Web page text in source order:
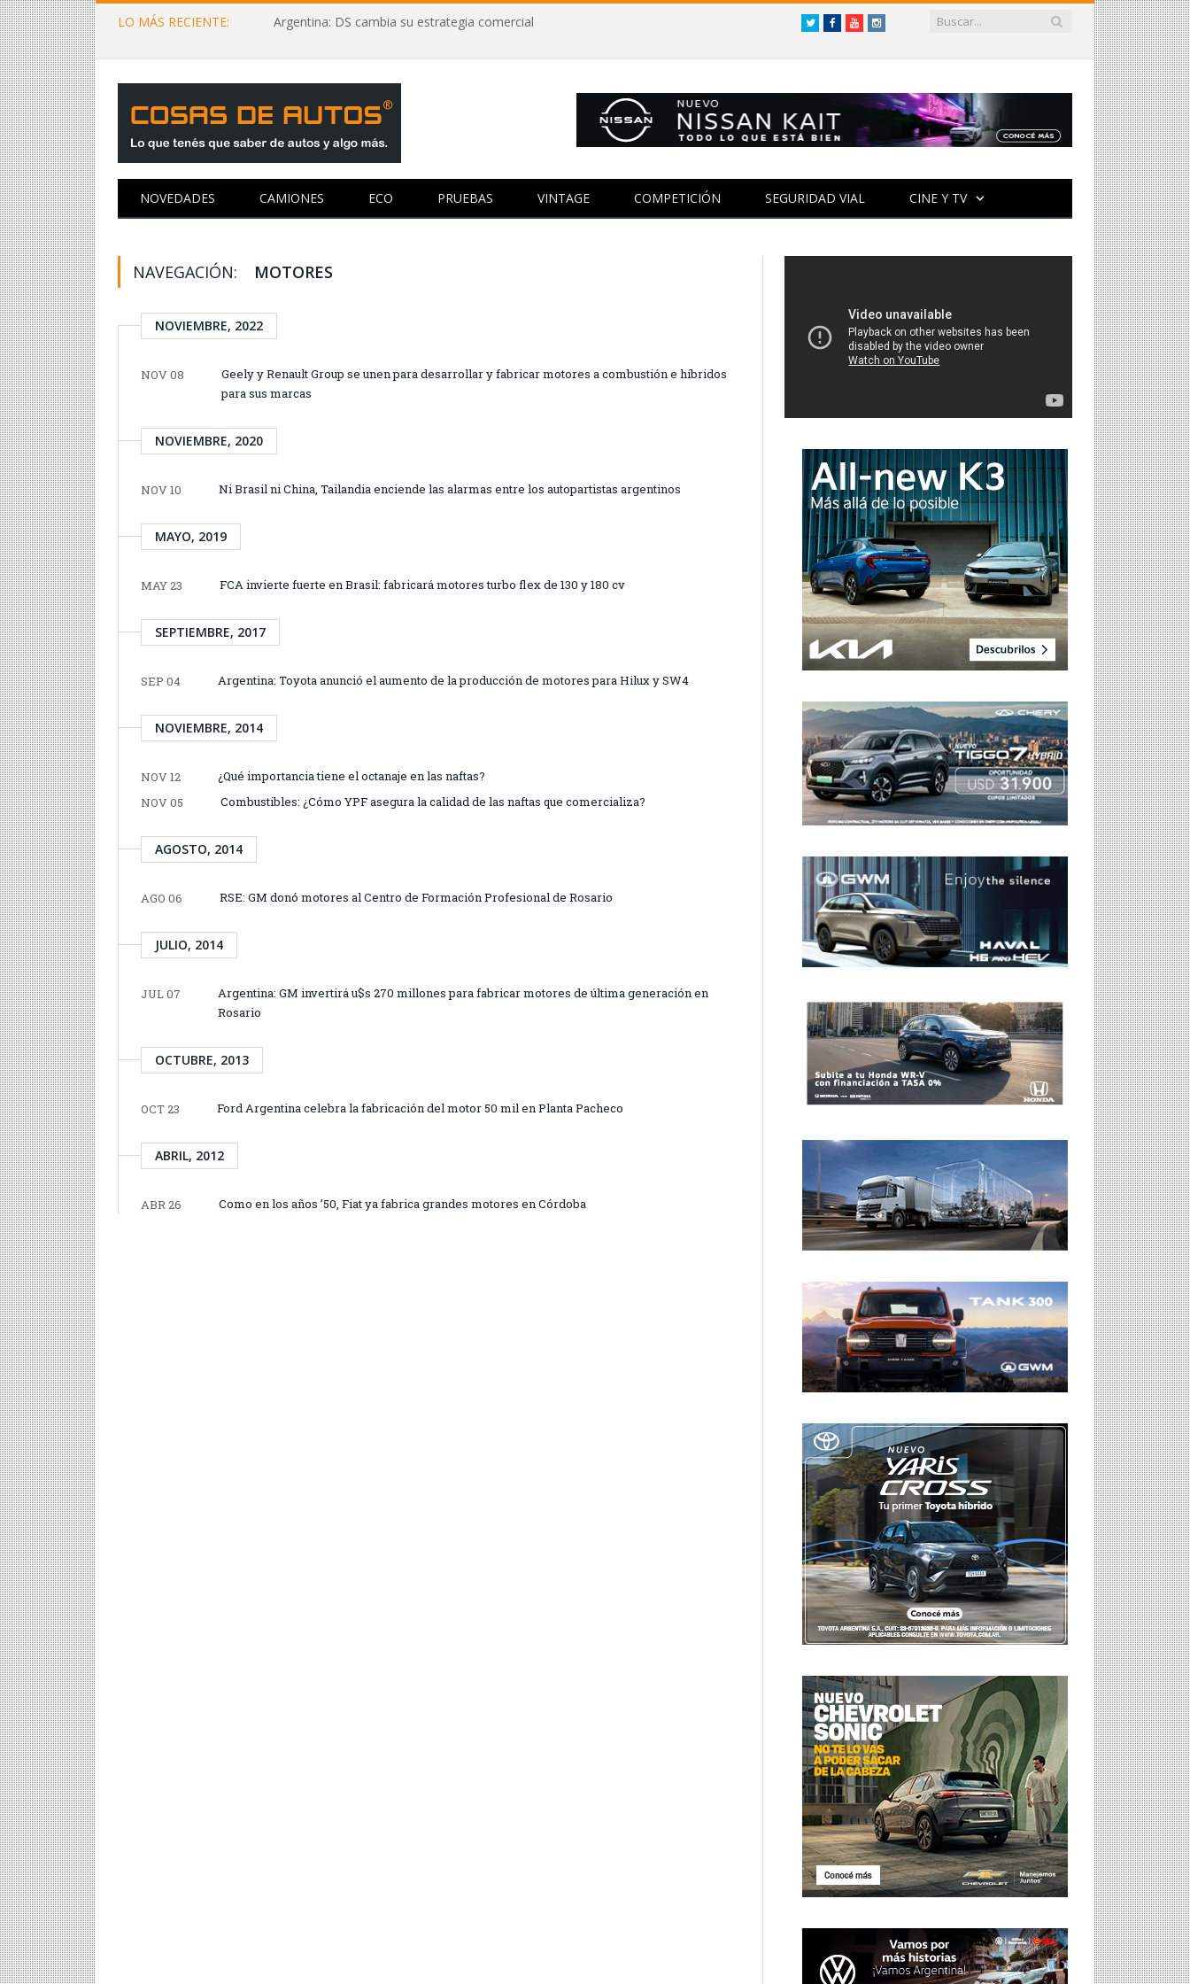
LO MÁS RECIENTE: Argentina: DS cambia su estrategia comercial TwitterFacebookYouTubeInstagram
NOVEDADES CAMIONES ECO PRUEBAS VINTAGE COMPETICIÓN SEGURIDAD VIAL CINE Y TV
NAVEGACIÓN: MOTORES
NOVIEMBRE, 2022
NOV 08
Geely y Renault Group se unen para desarrollar y fabricar motores a combustión e híbridos
para sus marcas
NOVIEMBRE, 2020
NOV 10 Ni Brasil ni China, Tailandia enciende las alarmas entre los autopartistas argentinos
MAYO, 2019
MAY 23 FCA invierte fuerte en Brasil: fabricará motores turbo flex de 130 y 180 cv
SEPTIEMBRE, 2017
SEP 04 Argentina: Toyota anunció el aumento de la producción de motores para Hilux y SW4
NOVIEMBRE, 2014
NOV 12
¿Qué importancia tiene el octanaje en las naftas?
NOV 05
Combustibles: ¿Cómo YPF asegura la calidad de las naftas que comercializa?
AGOSTO, 2014
AGO 06 RSE: GM donó motores al Centro de Formación Profesional de Rosario
JULIO, 2014
JUL 07
Argentina: GM invertirá u$s 270 millones para fabricar motores de última generación en
Rosario
OCTUBRE, 2013
OCT 23 Ford Argentina celebra la fabricación del motor 50 mil en Planta Pacheco
ABRIL, 2012
ABR 26 Como en los años ’50, Fiat ya fabrica grandes motores en Córdoba